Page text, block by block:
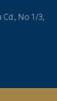
Cd., No 1/3,